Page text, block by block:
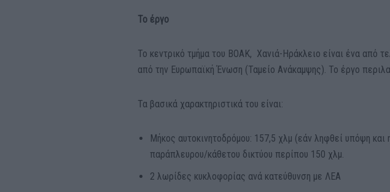
Το έργο
Το κεντρικό τμήμα του ΒΟΑΚ, Χανιά-Ηράκλειο είναι ένα από
από την Ευρωπαϊκή Ένωση (Ταμείο Ανάκαμψης). Το έργο
Τα βασικά χαρακτηριστικά του είναι:
Μήκος αυτοκινητοδρόμου: 157,5 χλμ (εάν ληφθεί υπόψη
παράπλευρου/κάθετου δικτύου περίπου 150 χλμ.
2 λωρίδες κυκλοφορίας ανά κατεύθυνση με ΛΕΑ